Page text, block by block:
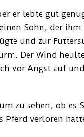
er lebte gut
Sohn, der
und zur
Der Wind
vor Angst auf
zu sehen, ob es
Pferd verloren